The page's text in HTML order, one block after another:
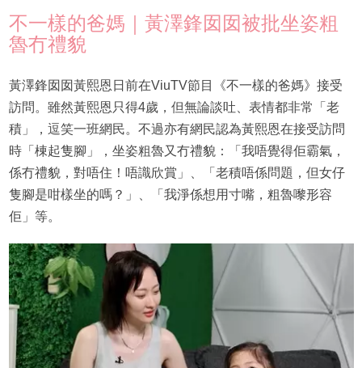
不一樣的爸媽｜黃澤鋒囡囡被批坐姿粗
魯冇禮貌
黃澤鋒囡囡黃熙恩日前在ViuTV節目《不一樣的爸媽》接受
訪問。雖然黃熙恩只得4歲，但無論談吐、表情都非常「老
積」，逗笑一班網民。不過亦有網民認為黃熙恩在接受訪問
時「棟起隻腳」，坐姿粗魯又冇禮貌：「我唔覺得佢霸氣，
係冇禮貌，對唔住！唔識欣賞」、「老積唔係問題，但女仔
隻腳是咁樣坐的嗎？」、「我淨係想用寸嘴，粗魯嚟形容
佢」等。